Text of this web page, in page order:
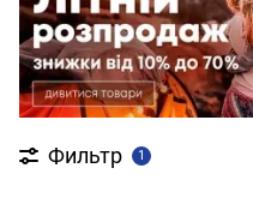
Фильтр 1